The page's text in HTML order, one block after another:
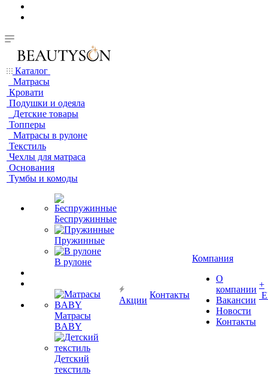
Каталог
Матрасы
Кровати
Подушки и одеяла
Детские товары
Топперы
Матрасы в рулоне
Текстиль
Чехлы для матраса
Основания
Тумбы и комоды
Беспружинные
Пружинные
В рулоне
Матрасы
BABY
Детский
текстиль
Акции
Контакты
Компания
О
компании
Вакансии
Новости
Контакты
+